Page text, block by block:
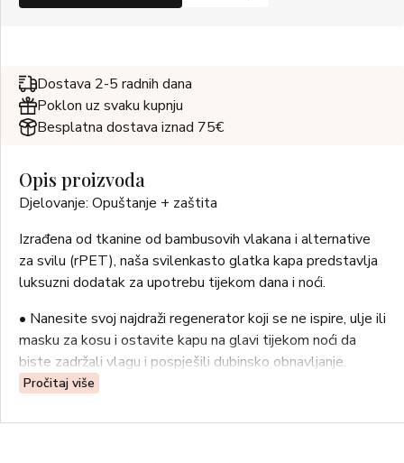
Dostava 2-5 radnih dana
Poklon uz svaku kupnju
Besplatna dostava iznad 75€
Opis proizvoda
Djelovanje: Opuštanje + zaštita
Izrađena od tkanine od bambusovih vlakana i alternative
za svilu (rPET), naša svilenkasto glatka kapa predstavlja
luksuzni dodatak za upotrebu tijekom dana i noći.
• Nanesite svoj najdraži regenerator koji se ne ispire, ulje ili
masku za kosu i ostavite kapu na glavi tijekom noći da
biste zadržali vlagu i pospješili dubinsko obnavljanje.
• Vašu posteljinu štiti od kozmetičkih proizvoda.
od alternative za svilu (rPET) svim tipovima kose pružaju
Pročitaj više